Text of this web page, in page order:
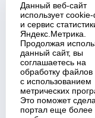
и массовых
Учредитель:
Обнинск".
Адрес
Телефон
Настоящий
Данный веб-сайт
использует
и сервис
Яндекс.Метрика.
Продолжая
данный сайт, вы
соглашаетесь на
обработку файлов
с использованием
метрических
Это поможет
портал еще более